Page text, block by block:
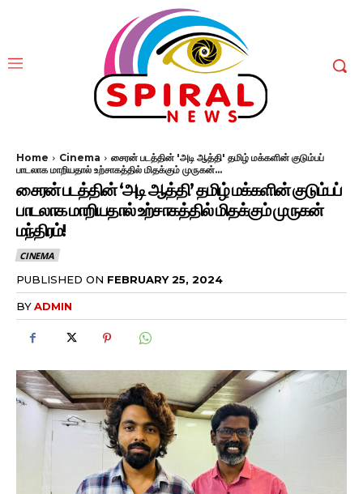
Home Cinema
சைரன் படத்தின் 'அடி ஆத்தி' தமிழ் மக்களின் குடும்பப்
பாடலாக மாறியதால் உற்சாகத்தில் மிதக்கும் முருகன்...
சைரன் படத்தின் ‘அடி ஆத்தி’ தமிழ் மக்களின் குடும்பப்
பாடலாக மாறியதால் உற்சாகத்தில் மிதக்கும் முருகன்
மந்திரம்!
CINEMA
PUBLISHED ON FEBRUARY 25, 2024
BYADMIN